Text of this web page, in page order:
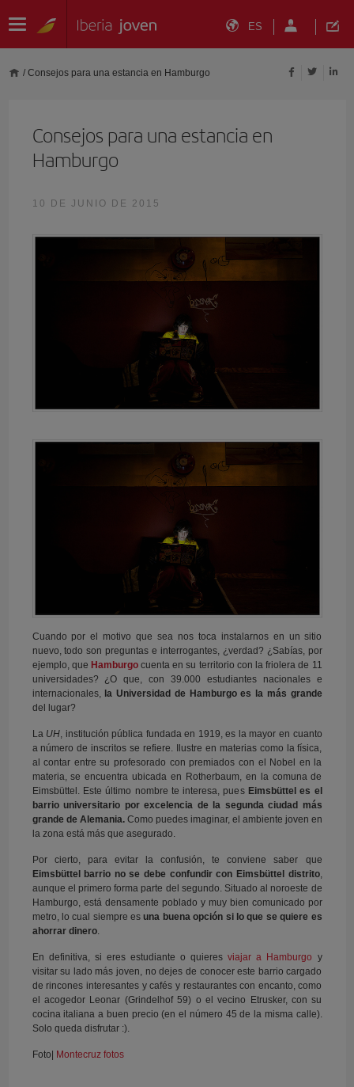
ES
/ Consejos para una estancia en Hamburgo
Consejos para una estancia en
Hamburgo
10 DE JUNIO DE 2015
Cuando por el motivo que sea nos toca instalarnos en un sitio
nuevo, todo son preguntas e interrogantes, ¿verdad? ¿Sabías, por
ejemplo, que Hamburgocuenta en su territorio con la friolera de 11
universidades? ¿O que, con 39.000 estudiantes nacionales e
internacionales, la Universidad de Hamburgo es la más grande
del lugar?
La UH, institución pública fundada en 1919, es la mayor en cuanto
a número de inscritos se refiere. Ilustre en materias como la física,
al contar entre su profesorado con premiados con el Nobel en la
materia, se encuentra ubicada en Rotherbaum, en la comuna de
Eimsbüttel. Este último nombre te interesa, pues Eimsbüttel es el
barrio universitario por excelencia de la segunda ciudad más
grande de Alemania. Como puedes imaginar, el ambiente joven en
la zona está más que asegurado.
Por cierto, para evitar la confusión, te conviene saber que
Eimsbüttel barrio no se debe confundir con Eimsbüttel distrito,
aunque el primero forma parte del segundo. Situado al noroeste de
Hamburgo, está densamente poblado y muy bien comunicado por
metro, lo cual siempre esuna buena opción si lo que se quiere es
ahorrar dinero.
En definitiva, si eres estudiante o quieresviajar a Hamburgo y
visitar su lado más joven, no dejes de conocer este barrio cargado
de rincones interesantes y cafés y restaurantes con encanto, como
el acogedor Leonar (Grindelhof 59) o el vecino Etrusker, con su
cocina italiana a buen precio (en el número 45 de la misma calle).
Solo queda disfrutar :).
Foto| Montecruz fotos